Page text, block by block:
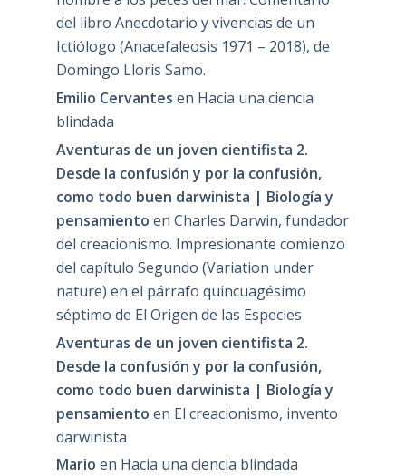
del libro Anecdotario y vivencias de un
Ictiólogo (Anacefaleosis 1971 – 2018), de
Domingo Lloris Samo.
Emilio Cervantes en Hacia una ciencia
blindada
Aventuras de un joven cientifista 2.
Desde la confusión y por la confusión,
como todo buen darwinista | Biología y
pensamiento en Charles Darwin, fundador
del creacionismo. Impresionante comienzo
del capítulo Segundo (Variation under
nature) en el párrafo quincuagésimo
séptimo de El Origen de las Especies
Aventuras de un joven cientifista 2.
Desde la confusión y por la confusión,
como todo buen darwinista | Biología y
pensamiento en El creacionismo, invento
darwinista
Mario en Hacia una ciencia blindada